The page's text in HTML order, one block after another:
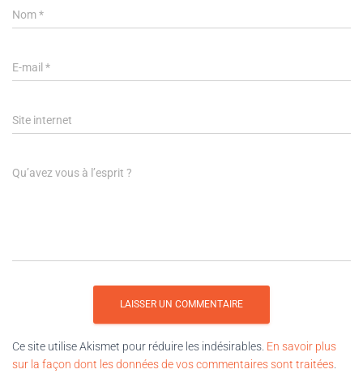
Nom*
E-mail *
Site internet
Qu’avez vous à l’esprit ?
Ce site utilise Akismet pour réduire les indésirables. En savoir plus
sur la façon dont les données de vos commentaires sont traitées